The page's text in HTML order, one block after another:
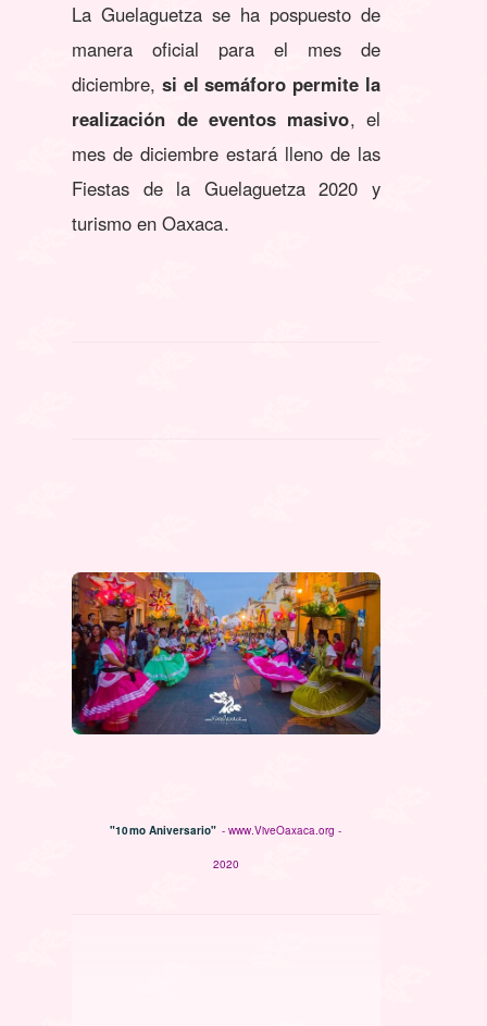
La Guelaguetza se ha pospuesto de
manera oficial para el mes de
diciembre, si el semáforo permite la
realización de eventos masivo, el
mes de diciembre estará lleno de las
Fiestas de la Guelaguetza 2020 y
turismo en Oaxaca.
"10mo Aniversario" - www.ViveOaxaca.org -
2020